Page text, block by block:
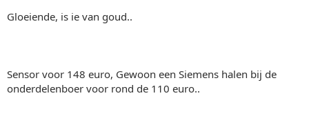
Gloeiende, is ie van goud..
Sensor voor 148 euro, Gewoon een Siemens halen bij de
onderdelenboer voor rond de 110 euro..